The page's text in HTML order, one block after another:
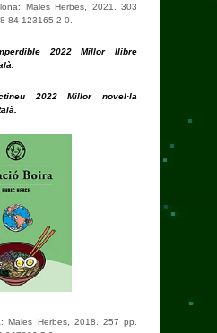
Males Herbes, 2021. 303
84-123165-2-0.
2022 Millor llibre
2022 Millor novel·la
Males Herbes, 2018. 257 pp.